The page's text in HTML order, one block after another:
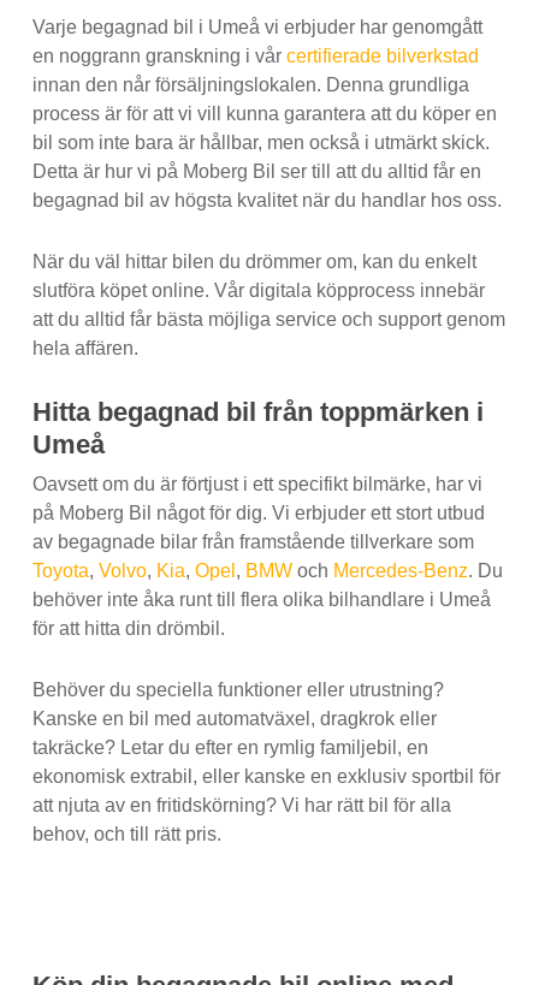
Varje begagnad bil i Umeå vi erbjuder har genomgått
en noggrann granskning i vår certifierade bilverkstad
innan den når försäljningslokalen. Denna grundliga
process är för att vi vill kunna garantera att du köper en
bil som inte bara är hållbar, men också i utmärkt skick.
Detta är hur vi på Moberg Bil ser till att du alltid får en
begagnad bil av högsta kvalitet när du handlar hos oss.
När du väl hittar bilen du drömmer om, kan du enkelt
slutföra köpet online. Vår digitala köpprocess innebär
att du alltid får bästa möjliga service och support genom
hela affären.
Hitta begagnad bil från toppmärken i
Umeå
Oavsett om du är förtjust i ett specifikt bilmärke, har vi
på Moberg Bil något för dig. Vi erbjuder ett stort utbud
av begagnade bilar från framstående tillverkare som
Toyota, Volvo, Kia, Opel , BMWoch Mercedes-Benz. Du
behöver inte åka runt till flera olika bilhandlare i Umeå
för att hitta din drömbil.
Behöver du speciella funktioner eller utrustning?
Kanske en bil med automatväxel, dragkrok eller
takräcke? Letar du efter en rymlig familjebil, en
ekonomisk extrabil, eller kanske en exklusiv sportbil för
att njuta av en fritidskörning? Vi har rätt bil för alla
behov, och till rätt pris.